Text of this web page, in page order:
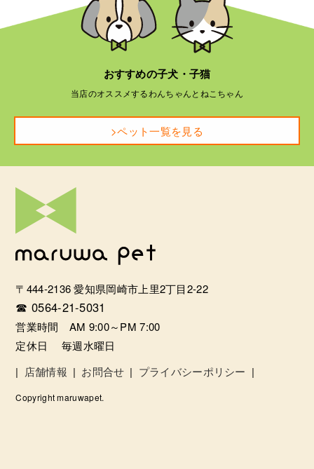
おすすめの子犬・子猫
当店のオススメするわんちゃんとねこちゃん
>ペット一覧を見る
〒444-2136 愛知県岡崎市上里2丁目2-22
☎ 0564-21-5031
営業時間 AM 9:00～PM 7:00
定休日 毎週水曜日
| 店舗情報 | お問合せ | プライバシーポリシー |
Copyright maruwapet.